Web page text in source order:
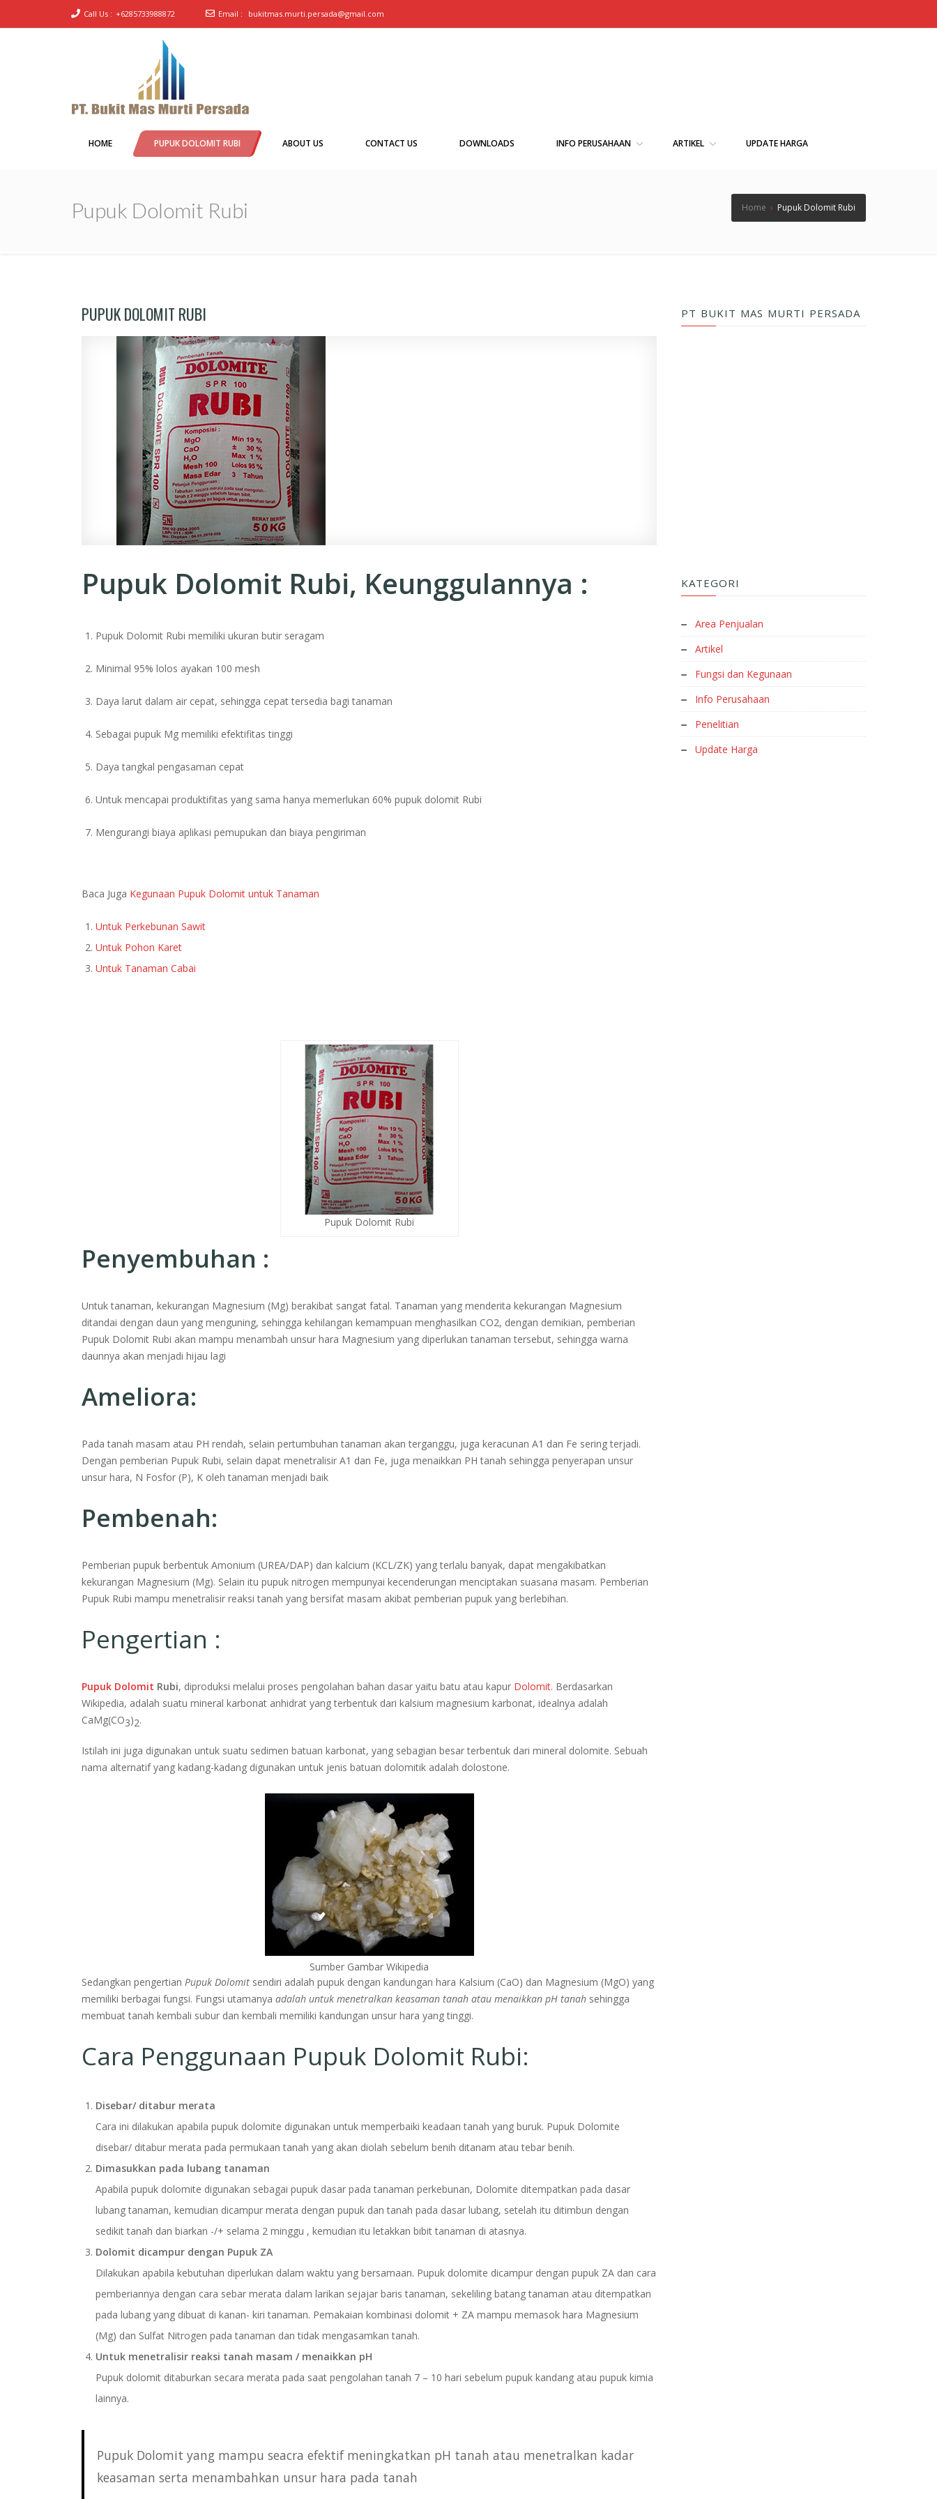
Call Us : +6285733988872 Email : bukitmas.murti.persada@gmail.com
PT Bukit Mas Murti
Persada
HOME PUPUK DOLOMIT RUBI ABOUT US CONTACT US DOWNLOADS INFO PERUSAHAAN ARTIKEL UPDATE HARGA
Pupuk Dolomit Rubi Home › Pupuk Dolomit Rubi
PUPUK DOLOMIT RUBI
Pupuk Dolomit Rubi, Keunggulannya :
Pupuk Dolomit Rubi memiliki ukuran butir seragam
Minimal 95% lolos ayakan 100 mesh
Daya larut dalam air cepat, sehingga cepat tersedia bagi tanaman
Sebagai pupuk Mg memiliki efektifitas tinggi
Daya tangkal pengasaman cepat
Untuk mencapai produktifitas yang sama hanya memerlukan 60% pupuk dolomit Rubi
Mengurangi biaya aplikasi pemupukan dan biaya pengiriman
Baca Juga Kegunaan Pupuk Dolomit untuk Tanaman
Untuk Perkebunan Sawit
Untuk Pohon Karet
Untuk Tanaman Cabai
Pupuk Dolomit Rubi
Penyembuhan :
Untuk tanaman, kekurangan Magnesium (Mg) berakibat sangat fatal. Tanaman yang menderita kekurangan Magnesium
ditandai dengan daun yang menguning, sehingga kehilangan kemampuan menghasilkan CO2, dengan demikian, pemberian
Pupuk Dolomit Rubi akan mampu menambah unsur hara Magnesium yang diperlukan tanaman tersebut, sehingga warna
daunnya akan menjadi hijau lagi
Ameliora:
Pada tanah masam atau PH rendah, selain pertumbuhan tanaman akan terganggu, juga keracunan A1 dan Fe sering terjadi.
Dengan pemberian Pupuk Rubi, selain dapat menetralisir A1 dan Fe, juga menaikkan PH tanah sehingga penyerapan unsur
unsur hara, N Fosfor (P), K oleh tanaman menjadi baik
Pembenah:
Pemberian pupuk berbentuk Amonium (UREA/DAP) dan kalcium (KCL/ZK) yang terlalu banyak, dapat mengakibatkan
kekurangan Magnesium (Mg). Selain itu pupuk nitrogen mempunyai kecenderungan menciptakan suasana masam. Pemberian
Pupuk Rubi mampu menetralisir reaksi tanah yang bersifat masam akibat pemberian pupuk yang berlebihan.
Pengertian :
Pupuk Dolomit Rubi, diproduksi melalui proses pengolahan bahan dasar yaitu batu atau kapur Dolomit. Berdasarkan
Wikipedia, adalah suatu mineral karbonat anhidrat yang terbentuk dari kalsium magnesium karbonat, idealnya adalah
CaMg(CO3)2.
Istilah ini juga digunakan untuk suatu sedimen batuan karbonat, yang sebagian besar terbentuk dari mineral dolomite. Sebuah
nama alternatif yang kadang-kadang digunakan untuk jenis batuan dolomitik adalah dolostone.
Sumber Gambar Wikipedia
Sedangkan pengertian Pupuk Dolomit sendiri adalah pupuk dengan kandungan hara Kalsium (CaO) dan Magnesium (MgO) yang
memiliki berbagai fungsi. Fungsi utamanya adalah untuk menetralkan keasaman tanah atau menaikkan pH tanah sehingga
membuat tanah kembali subur dan kembali memiliki kandungan unsur hara yang tinggi.
Cara Penggunaan Pupuk Dolomit Rubi:
Disebar/ ditabur merata
Cara ini dilakukan apabila pupuk dolomite digunakan untuk memperbaiki keadaan tanah yang buruk. Pupuk Dolomite
disebar/ ditabur merata pada permukaan tanah yang akan diolah sebelum benih ditanam atau tebar benih.
Dimasukkan pada lubang tanaman
Apabila pupuk dolomite digunakan sebagai pupuk dasar pada tanaman perkebunan, Dolomite ditempatkan pada dasar
lubang tanaman, kemudian dicampur merata dengan pupuk dan tanah pada dasar lubang, setelah itu ditimbun dengan
sedikit tanah dan biarkan -/+ selama 2 minggu , kemudian itu letakkan bibit tanaman di atasnya.
Dolomit dicampur dengan Pupuk ZA
Dilakukan apabila kebutuhan diperlukan dalam waktu yang bersamaan. Pupuk dolomite dicampur dengan pupuk ZA dan cara
pemberiannya dengan cara sebar merata dalam larikan sejajar baris tanaman, sekeliling batang tanaman atau ditempatkan
pada lubang yang dibuat di kanan- kiri tanaman. Pemakaian kombinasi dolomit + ZA mampu memasok hara Magnesium
(Mg) dan Sulfat Nitrogen pada tanaman dan tidak mengasamkan tanah.
Untuk menetralisir reaksi tanah masam / menaikkan pH
Pupuk dolomit ditaburkan secara merata pada saat pengolahan tanah 7 – 10 hari sebelum pupuk kandang atau pupuk kimia
lainnya.
Pupuk Dolomit yang mampu seacra efektif meningkatkan pH tanah atau menetralkan kadar
keasaman serta menambahkan unsur hara pada tanah
PT BUKIT MAS MURTI PERSADA
KATEGORI
Area Penjualan
Artikel
Fungsi dan Kegunaan
Info Perusahaan
Penelitian
Update Harga